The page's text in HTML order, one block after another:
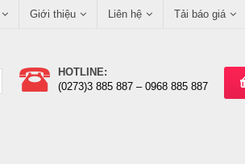
Giới thiệu Liên hệ Tải báo giá
HOTLINE:
(0273)3 885 887 – 0968 885 887